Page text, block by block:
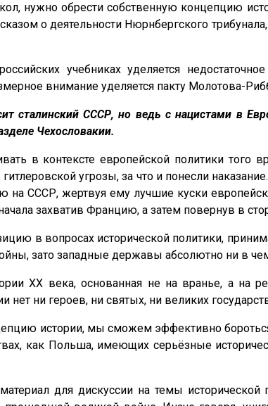
нужно обрести собственную концепцию
о деятельности Нюрнбергского
учебниках уделяется
внимание уделяется пакту Молотова-
сталинский СССР, но ведь с нацистами в
Чехословакии.
в контексте европейской политики
угрозы, за что и понесли
на СССР, жертвуя ему лучшие куски
захватив Францию, а затем повернув в
в вопросах исторической политики,
зато западные державы абсолютно ни в
XX века, основанная не на вранье, а
нет ни героев, ни святых, ни великих
истории, мы сможем эффективно
как Польша, имеющих серьёзные
для дискуссии на темы исторической